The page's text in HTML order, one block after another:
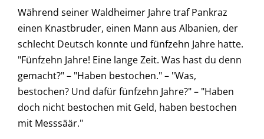
Während seiner Waldheimer Jahre traf Pankraz
einen Knastbruder, einen Mann aus Albanien, der
schlecht Deutsch konnte und fünfzehn Jahre hatte.
"Fünfzehn Jahre! Eine lange Zeit. Was hast du denn
gemacht?" – "Haben bestochen." – "Was,
bestochen? Und dafür fünfzehn Jahre?" – "Haben
doch nicht bestochen mit Geld, haben bestochen
mit Messsäär."